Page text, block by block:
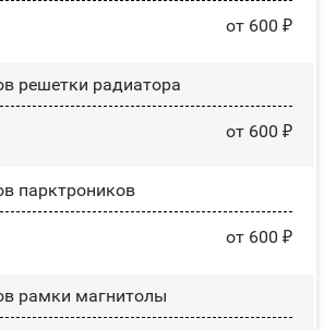
от 600 ₽
решетки радиатора
от 600 ₽
парктроников
от 600 ₽
рамки магнитолы